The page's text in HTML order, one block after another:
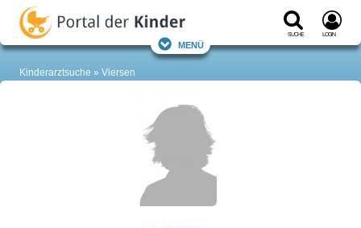
Suche Login
Menü
Kinderarztsuche Viersen